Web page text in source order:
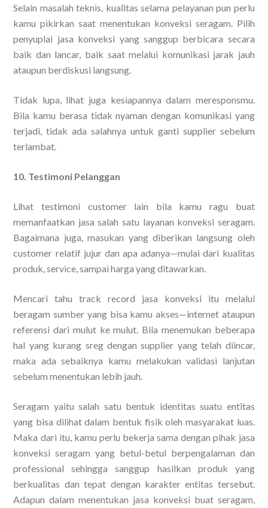
Selain masalah teknis, kualitas selama pelayanan pun perlu
kamu pikirkan saat menentukan konveksi seragam. Pilih
penyuplai jasa konveksi yang sanggup berbicara secara
baik dan lancar, baik saat melalui komunikasi jarak jauh
ataupun berdiskusi langsung.
Tidak lupa, lihat juga kesiapannya dalam meresponsmu.
Bila kamu berasa tidak nyaman dengan komunikasi yang
terjadi, tidak ada salahnya untuk ganti supplier sebelum
terlambat.
10. Testimoni Pelanggan
Lihat testimoni customer lain bila kamu ragu buat
memanfaatkan jasa salah satu layanan konveksi seragam.
Bagaimana juga, masukan yang diberikan langsung oleh
customer relatif jujur dan apa adanya—mulai dari kualitas
produk, service, sampai harga yang ditawarkan.
Mencari tahu track record jasa konveksi itu melalui
beragam sumber yang bisa kamu akses—internet ataupun
referensi dari mulut ke mulut. Bila menemukan beberapa
hal yang kurang sreg dengan supplier yang telah diincar,
maka ada sebaiknya kamu melakukan validasi lanjutan
sebelum menentukan lebih jauh.
Seragam yaitu salah satu bentuk identitas suatu entitas
yang bisa dilihat dalam bentuk fisik oleh masyarakat luas.
Maka dari itu, kamu perlu bekerja sama dengan pihak jasa
konveksi seragam yang betul-betul berpengalaman dan
professional sehingga sanggup hasilkan produk yang
berkualitas dan tepat dengan karakter entitas tersebut.
Adapun dalam menentukan jasa konveksi buat seragam,